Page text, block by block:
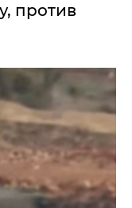
против